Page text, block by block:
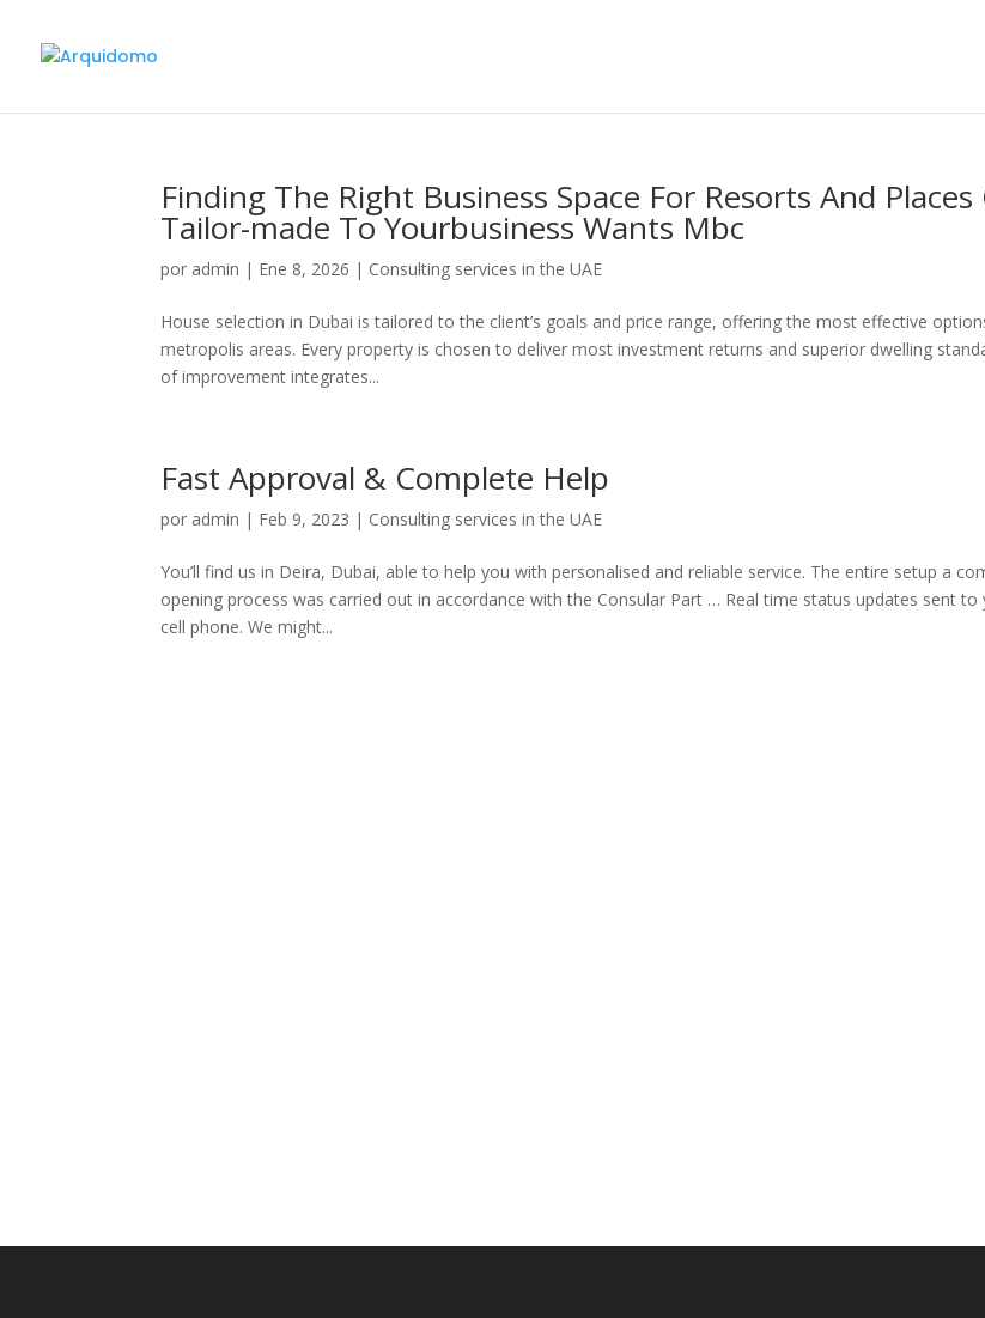
Finding The Right Business Space For Resorts And
Tailor-made To Yourbusiness Wants Mbc
por admin | Ene 8, 2026 | Consulting services in the UAE
House selection in Dubai is tailored to the client’s goals and price range, offering the most effective
metropolis areas. Every property is chosen to deliver most investment returns and superior dwelling
of improvement integrates...
Fast Approval & Complete Help
por admin | Feb 9, 2023 | Consulting services in the UAE
You’ll find us in Deira, Dubai, able to help you with personalised and reliable service. The entire setup a
opening process was carried out in accordance with the Consular Part … Real time status updates sent to
cell phone. We might...